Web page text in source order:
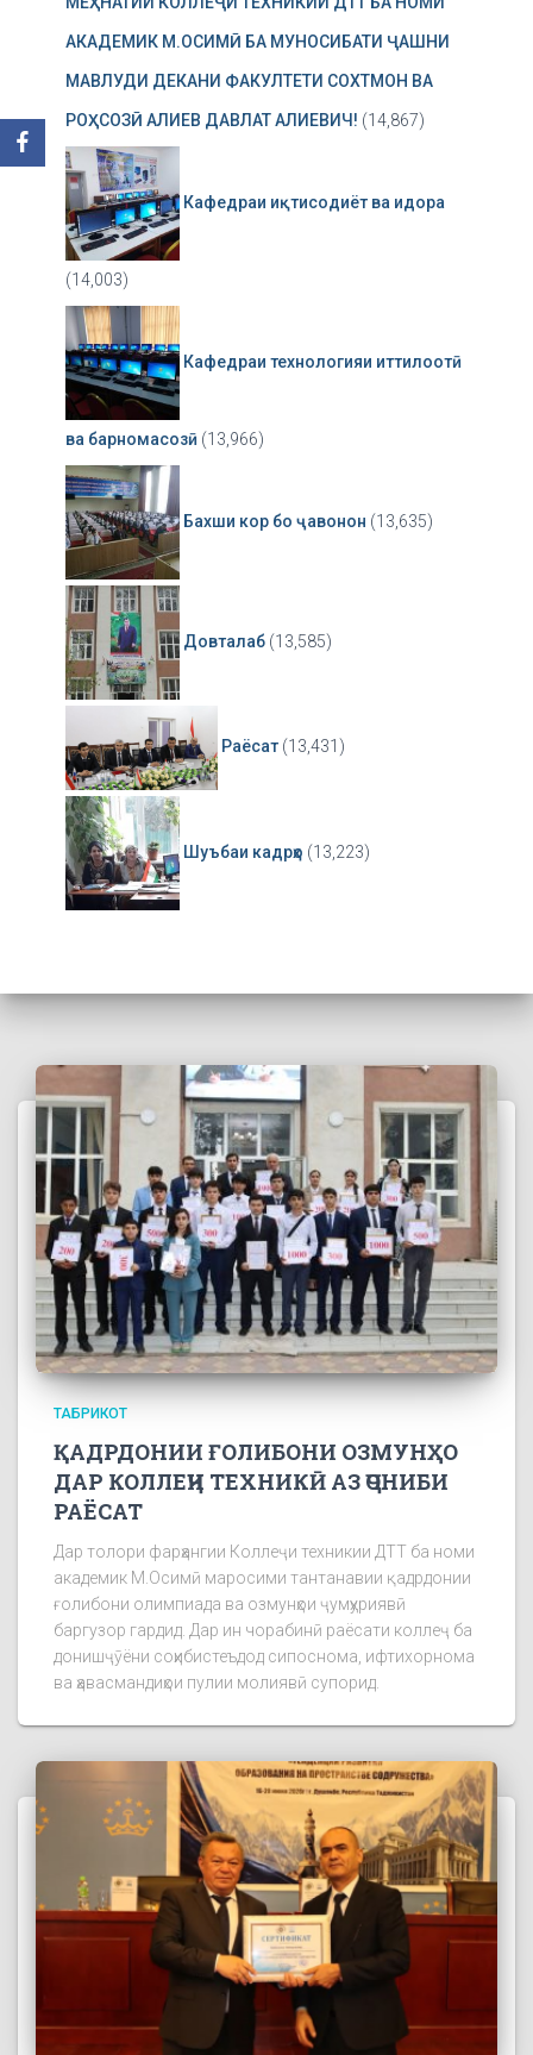
АКАДЕМИК М.ОСИМӢ БА МУНОСИБАТИ ҶАШНИ
МАВЛУДИ ДЕКАНИ ФАКУЛТЕТИ СОХТМОН ВА
РОҲСОЗӢ АЛИЕВ ДАВЛАТ АЛИЕВИЧ! (14,867)
Кафедраи иқтисодиёт ва идора
(14,003)
Кафедраи технологияи иттилоотӣ
ва барномасозӣ (13,966)
Бахши кор бо ҷавонон (13,635)
Довталаб (13,585)
Раёсат (13,431)
Шуъбаи кадрҳо (13,223)
ТАБРИКОТ
ҚАДРДОНИИ ҒОЛИБОНИ ОЗМУНҲО
ДАР КОЛЛЕҶИ ТЕХНИКӢ АЗ ҶОНИБИ
РАЁСАТ
Дар толори фарҳангии Коллеҷи техникии ДТТ ба номи
академик М.Осимӣ маросими тантанавии қадрдонии
ғолибони олимпиада ва озмунҳои ҷумҳуриявӣ
баргузор гардид. Дар ин чорабинӣ раёсати коллеҷ ба
донишҷӯёни соҳибистеъдод сипоснома, ифтихорнома
ва ҳавасмандиҳои пулии молиявӣ супорид.